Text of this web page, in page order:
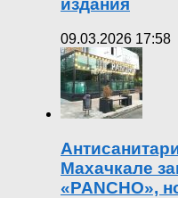
издания
09.03.2026 17:58
Махачкале
«PANCHO»,